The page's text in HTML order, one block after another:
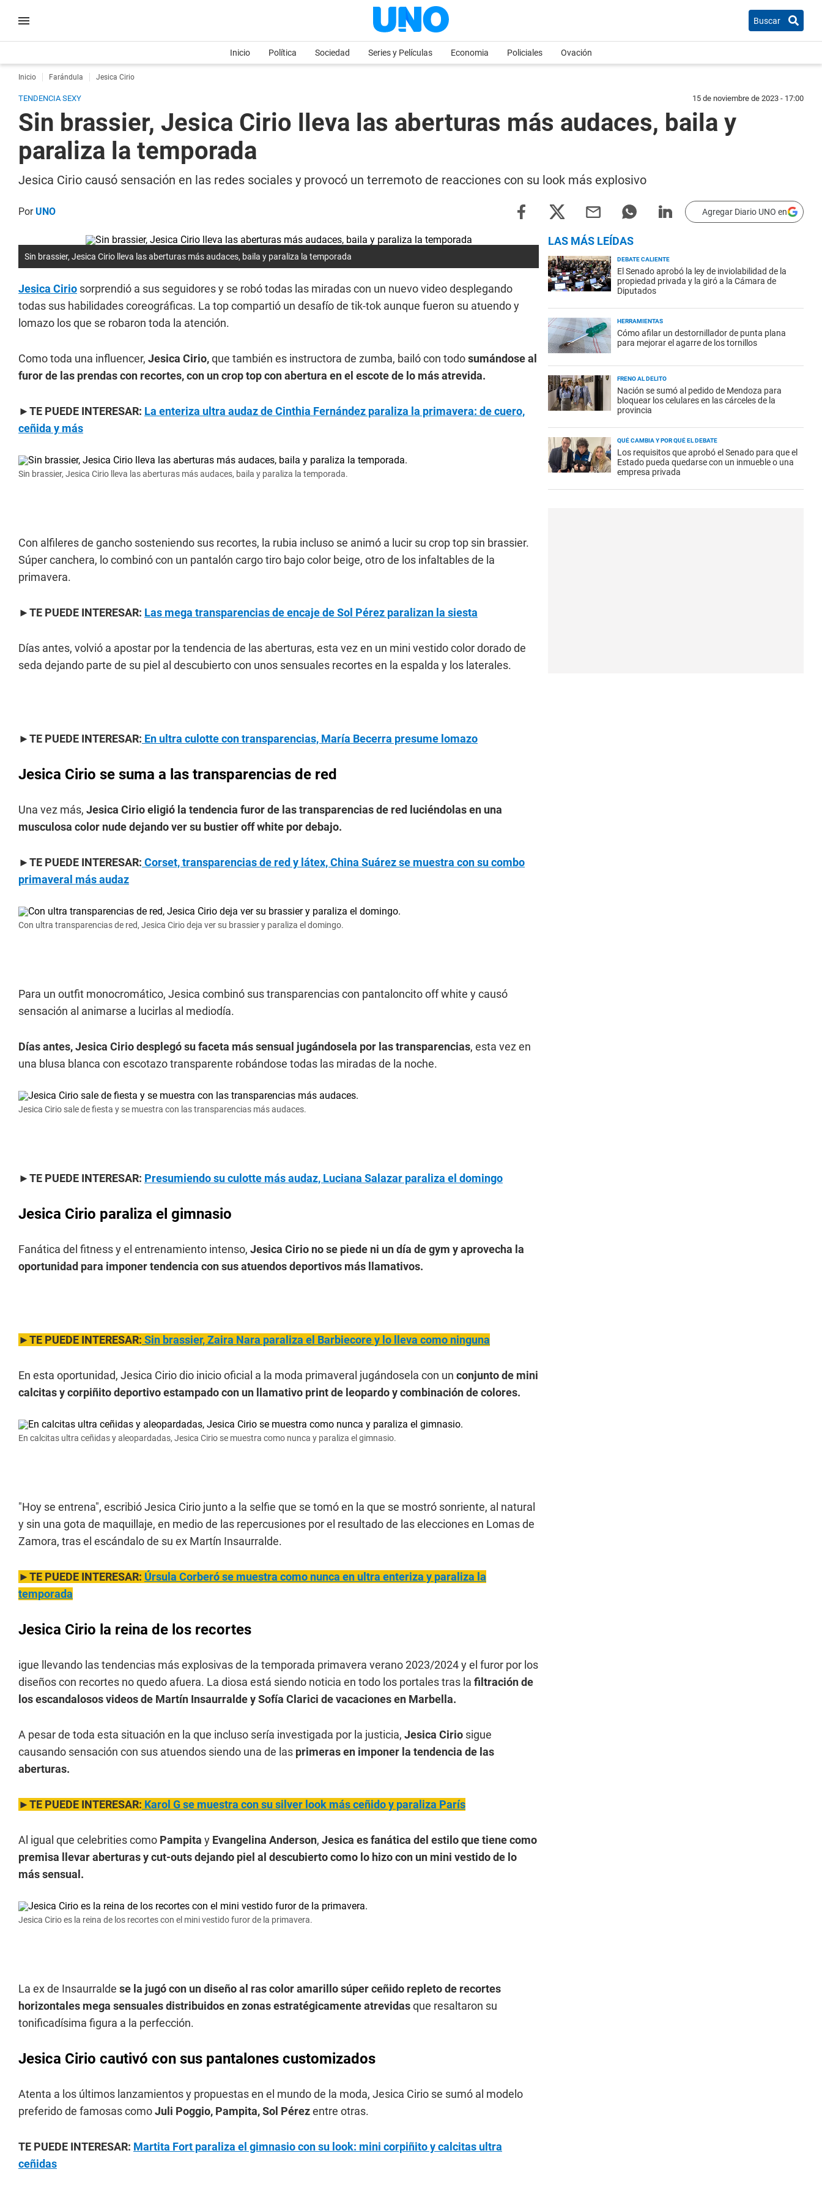
Buscar
Inicio Política Sociedad Series y Películas Economia Policiales Ovación
Inicio Farándula Jesica Cirio
TENDENCIA SEXY 15 de noviembre de 2023 - 17:00
Sin brassier, Jesica Cirio lleva las aberturas más audaces, baila y
paraliza la temporada
Jesica Cirio causó sensación en las redes sociales y provocó un terremoto de reacciones con su look más explosivo
PorUNO Agregar Diario UNO en
Sin brassier, Jesica Cirio lleva las aberturas más audaces, baila y paraliza la temporada
Jesica Cirio sorprendió a sus seguidores y se robó todas las miradas con un nuevo video desplegando
todas sus habilidades coreográficas. La top compartió un desafío de tik-tok aunque fueron su atuendo y
lomazo los que se robaron toda la atención.
Como toda una influencer, Jesica Cirio,que también es instructora de zumba, bailó con todosumándose al
furor de las prendas con recortes, con un crop top con abertura en el escote de lo más atrevida.
►TE PUEDE INTERESAR: La enteriza ultra audaz de Cinthia Fernández paraliza la primavera: de cuero,
ceñida y más
Sin brassier, Jesica Cirio lleva las aberturas más audaces, baila y paraliza la temporada.
Con alfileres de gancho sosteniendo sus recortes, la rubia incluso se animó a lucir su crop top sin brassier.
Súper canchera, lo combinó con un pantalón cargo tiro bajo color beige, otro de los infaltables de la
primavera.
►TE PUEDE INTERESAR: Las mega transparencias de encaje de Sol Pérez paralizan la siesta
Días antes, volvió a apostar por la tendencia de las aberturas, esta vez en un mini vestido color dorado de
seda dejando parte de su piel al descubierto con unos sensuales recortes en la espalda y los laterales.
►TE PUEDE INTERESAR: En ultra culotte con transparencias, María Becerra presume lomazo
Jesica Cirio se suma a las transparencias de red
Una vez más, Jesica Cirio eligió la tendencia furor de las transparencias de red luciéndolas en una
musculosa color nude dejando ver su bustier off white por debajo.
►TE PUEDE INTERESAR: Corset, transparencias de red y látex, China Suárez se muestra con su combo
primaveral más audaz
Con ultra transparencias de red, Jesica Cirio deja ver su brassier y paraliza el domingo.
Para un outfit monocromático, Jesica combinó sus transparencias con pantaloncito off white y causó
sensación al animarse a lucirlas al mediodía.
Días antes, Jesica Cirio desplegó su faceta más sensual jugándosela por las transparencias, esta vez en
una blusa blanca con escotazo transparente robándose todas las miradas de la noche.
Jesica Cirio sale de fiesta y se muestra con las transparencias más audaces.
►TE PUEDE INTERESAR: Presumiendo su culotte más audaz, Luciana Salazar paraliza el domingo
Jesica Cirio paraliza el gimnasio
Fanática del fitness y el entrenamiento intenso, Jesica Cirio no se piede ni un día de gym y aprovecha la
oportunidad para imponer tendencia con sus atuendos deportivos más llamativos.
►TE PUEDE INTERESAR: Sin brassier, Zaira Nara paraliza el Barbiecore y lo lleva como ninguna
En esta oportunidad, Jesica Cirio dio inicio oficial a la moda primaveral jugándosela con un conjunto de mini
calcitas y corpiñito deportivo estampado con un llamativo print de leopardo y combinación de colores.
En calcitas ultra ceñidas y aleopardadas, Jesica Cirio se muestra como nunca y paraliza el gimnasio.
"Hoy se entrena", escribió Jesica Cirio junto a la selfie que se tomó en la que se mostró sonriente, al natural
y sin una gota de maquillaje, en medio de las repercusiones por el resultado de las elecciones en Lomas de
Zamora, tras el escándalo de su ex Martín Insaurralde.
►TE PUEDE INTERESAR: Úrsula Corberó se muestra como nunca en ultra enteriza y paraliza la
temporada
Jesica Cirio la reina de los recortes
igue llevando las tendencias más explosivas de la temporada primavera verano 2023/2024 y el furor por los
diseños con recortes no quedo afuera. La diosa está siendo noticia en todo los portales tras la filtración de
los escandalosos videos de Martín Insaurralde y Sofía Clarici de vacaciones en Marbella.
A pesar de toda esta situación en la que incluso sería investigada por la justicia, Jesica Cirio sigue
causando sensación con sus atuendos siendo una de las primeras en imponer la tendencia de las
aberturas.
►TE PUEDE INTERESAR: Karol G se muestra con su silver look más ceñido y paraliza París
Al igual que celebrities como Pampita y Evangelina Anderson, Jesica es fanática del estilo que tiene como
premisa llevar aberturas y cut-outs dejando piel al descubierto como lo hizo con un mini vestido de lo
más sensual.
Jesica Cirio es la reina de los recortes con el mini vestido furor de la primavera.
La ex de Insaurralde se la jugó con un diseño al ras color amarillo súper ceñido repleto de recortes
horizontales mega sensuales distribuidos en zonas estratégicamente atrevidasque resaltaron su
tonificadísima figura a la perfección.
Jesica Cirio cautivó con sus pantalones customizados
Atenta a los últimos lanzamientos y propuestas en el mundo de la moda, Jesica Cirio se sumó al modelo
preferido de famosas comoJuli Poggio, Pampita, Sol Pérezentre otras.
TE PUEDE INTERESAR: Martita Fort paraliza el gimnasio con su look: mini corpiñito y calcitas ultra
ceñidas
LAS MÁS LEÍDAS
DEBATE CALIENTE
El Senado aprobó la ley de inviolabilidad de la
propiedad privada y la giró a la Cámara de
Diputados
HERRAMIENTAS
Cómo afilar un destornillador de punta plana
para mejorar el agarre de los tornillos
FRENO AL DELITO
Nación se sumó al pedido de Mendoza para
bloquear los celulares en las cárceles de la
provincia
QUÉ CAMBIA Y POR QUÉ EL DEBATE
Los requisitos que aprobó el Senado para que el
Estado pueda quedarse con un inmueble o una
empresa privada